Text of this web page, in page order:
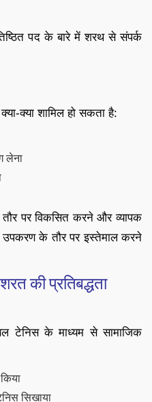
पद के बारे में शरथ से संपर्क
क्या शामिल हो सकता है:
लेना
पर विकसित करने और व्यापक
के तौर पर इस्तेमाल करने
की प्रतिबद्धता
टेनिस के माध्यम से सामाजिक
सिखाया